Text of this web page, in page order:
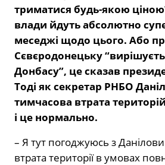
триматися будь-якою
влади йдуть абсолютно
меседжі щодо цього. Або
Сєвєродонецьку
Донбасу”, це сказав
Тоді як секретар РНБО
тимчасова втрата
і це нормально.
– Я тут погоджуюсь з
втрата території в умовах